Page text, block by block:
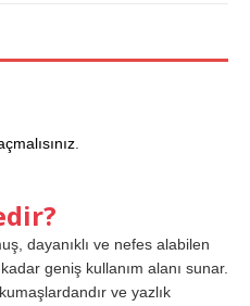
.
dayanıklı ve nefes alabilen
geniş kullanım alanı sunar.
ve yazlık